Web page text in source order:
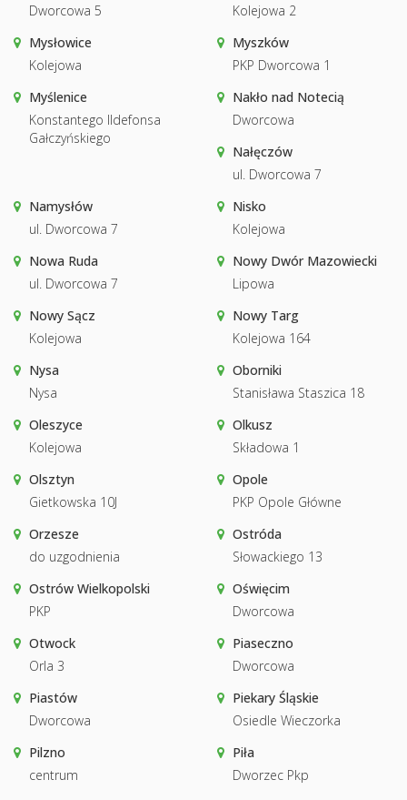
Dworcowa 5
Kolejowa 2
Mysłowice
Kolejowa
Myszków
PKP Dworcowa 1
Myślenice
Konstantego Ildefonsa
Gałczyńskiego
Nakło nad Notecią
Dworcowa
Nałęczów
ul. Dworcowa 7
Namysłów
ul. Dworcowa 7
Nisko
Kolejowa
Nowa Ruda
ul. Dworcowa 7
Nowy Dwór Mazowiecki
Lipowa
Nowy Sącz
Kolejowa
Nowy Targ
Kolejowa 164
Nysa
Nysa
Oborniki
Stanisława Staszica 18
Oleszyce
Kolejowa
Olkusz
Składowa 1
Olsztyn
Gietkowska 10J
Opole
PKP Opole Główne
Orzesze
do uzgodnienia
Ostróda
Słowackiego 13
Ostrów Wielkopolski
PKP
Oświęcim
Dworcowa
Otwock
Orla 3
Piaseczno
Dworcowa
Piastów
Dworcowa
Piekary Śląskie
Osiedle Wieczorka
Pilzno
centrum
Piła
Dworzec Pkp